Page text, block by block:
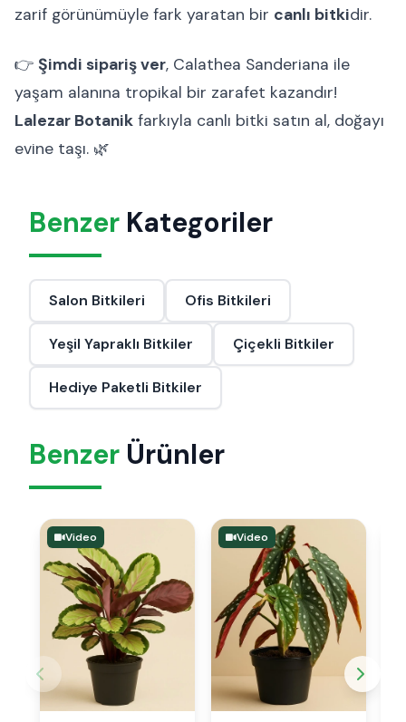
zarif görünümüyle fark yaratan bir canlı bitkidir.
👉 Şimdi sipariş ver, Calathea Sanderiana ile
yaşam alanına tropikal bir zarafet kazandır!
Lalezar Botanik farkıyla canlı bitki satın al, doğayı
evine taşı. 🌿
Benzer Kategoriler
Salon Bitkileri Ofis Bitkileri
Yeşil Yapraklı Bitkiler Çiçekli Bitkiler
Hediye Paketli Bitkiler
Benzer Ürünler
Video Video